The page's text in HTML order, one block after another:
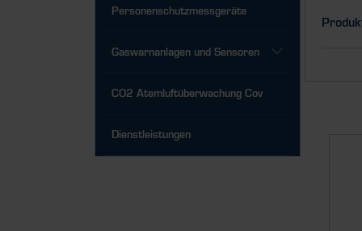
Personenschutzmessgeräte
Gaswarnanlagen und Sensoren
CO2 Atemluftüberwachung Cov
Dienstleistungen